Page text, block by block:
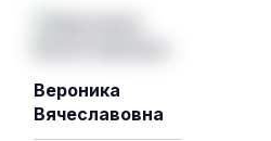
Вероника
Вячеславовна